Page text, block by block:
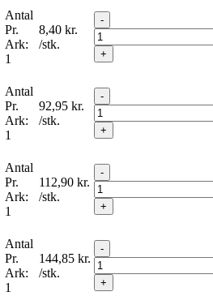
Antal
Pr.
Ark:
1
8,40 kr.
/stk.
-
+
Antal
Pr.
Ark:
1
92,95 kr.
/stk.
-
+
Antal
Pr.
Ark:
1
112,90 kr.
/stk.
-
+
Antal
Pr.
Ark:
1
144,85 kr.
/stk.
-
+